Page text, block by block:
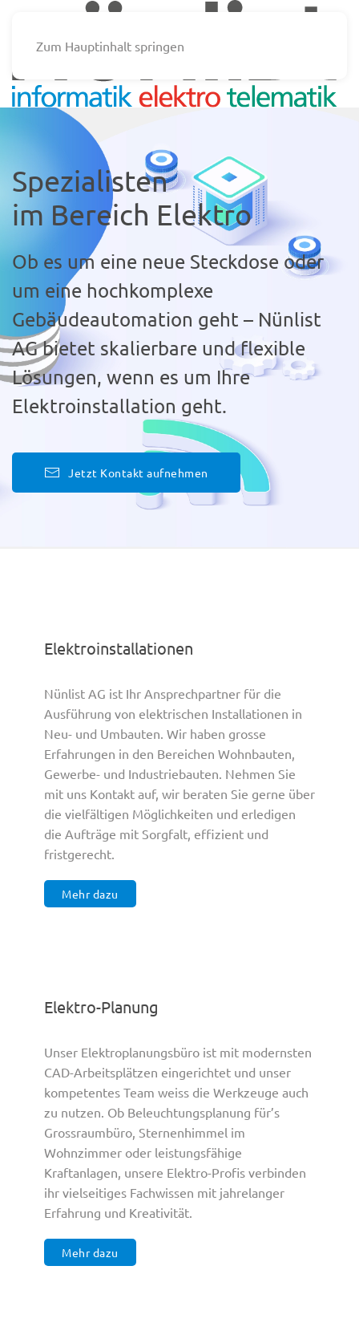
Zum Hauptinhalt springen
Spezialisten
im Bereich Elektro
Ob es um eine neue Steckdose oder
um eine hochkomplexe
Gebäudeautomation geht – Nünlist
AG bietet skalierbare und flexible
Lösungen, wenn es um Ihre
Elektroinstallation geht.
Jetzt Kontakt aufnehmen
Elektroinstallationen
Nünlist AG ist Ihr Ansprechpartner für die
Ausführung von elektrischen Installationen in
Neu- und Umbauten. Wir haben grosse
Erfahrungen in den Bereichen Wohnbauten,
Gewerbe- und Industriebauten. Nehmen Sie
mit uns Kontakt auf, wir beraten Sie gerne über
die vielfältigen Möglichkeiten und erledigen
die Aufträge mit Sorgfalt, effizient und
fristgerecht.
Mehr dazu
Elektro-Planung
Unser Elektroplanungsbüro ist mit modernsten
CAD-Arbeitsplätzen eingerichtet und unser
kompetentes Team weiss die Werkzeuge auch
zu nutzen. Ob Beleuchtungsplanung für’s
Grossraumbüro, Sternenhimmel im
Wohnzimmer oder leistungsfähige
Kraftanlagen, unsere Elektro-Profis verbinden
ihr vielseitiges Fachwissen mit jahrelanger
Erfahrung und Kreativität.
Mehr dazu